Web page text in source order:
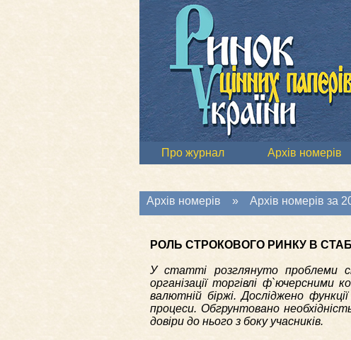
Про журнал Архів номерів
Архів номерів » Архів номерів за
РОЛЬ СТРОКОВОГО РИНКУ В
У статті розглянуто проблеми
організації торгівлі ф`ючерсними
валютній біржі. Досліджено
процеси. Обгрунтовано
довіри до нього з боку учасників.